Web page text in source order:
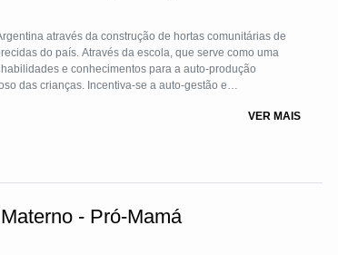
através da construção de hortas comunitárias de
do país. Através da escola, que serve como uma
e conhecimentos para a auto-produção
das crianças. Incentiva-se a auto-gestão e
pela apropriação de seus protagonistaVER MAIS
- Pró-Mamá